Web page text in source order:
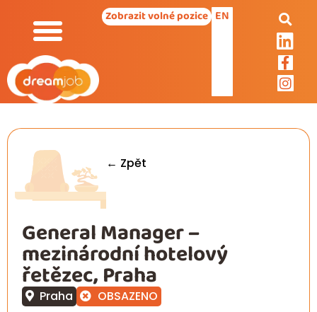
Zobrazit volné pozice EN
← Zpět
General Manager –
mezinárodní hotelový
řetězec, Praha
Praha
OBSAZENO